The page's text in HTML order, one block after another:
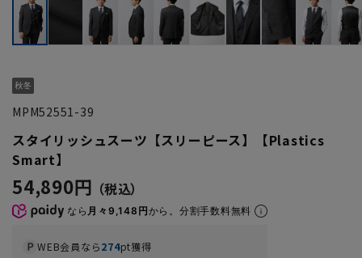
MPM52551-39
スタイリッシュスーツ【スリーピース】【Plastics
Smart】
54,890円
なら 月々9,148円から。分割手数料無料
WEB会員なら274pt獲得